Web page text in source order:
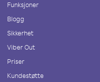
Funksjoner
Blogg
Sikkerhet
Viber Out
Priser
Kundestøtte